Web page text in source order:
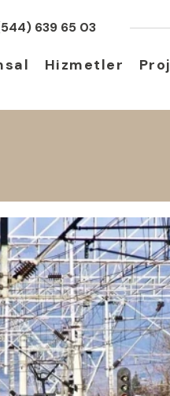
639 65 03
Hizmetler